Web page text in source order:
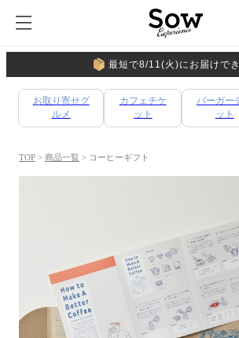
最短で8/11(火)にお届けでき
お取り寄せグ
ルメ
カフェチケ
ット
バーガー
ット
TOP > 商品一覧 > コーヒーギフト